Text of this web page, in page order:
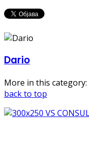
Dario
More in this category:
back to top